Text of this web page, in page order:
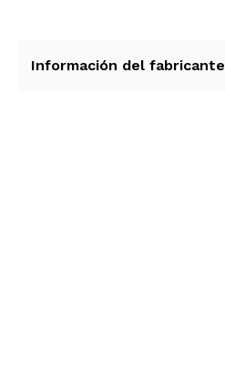
recordado por todos.
Información del fabricante